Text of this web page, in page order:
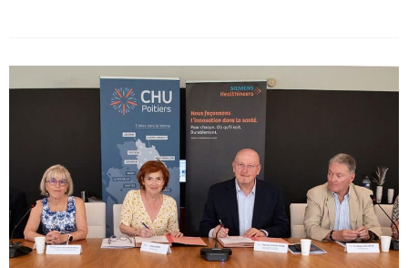
cancers pédiatriques.